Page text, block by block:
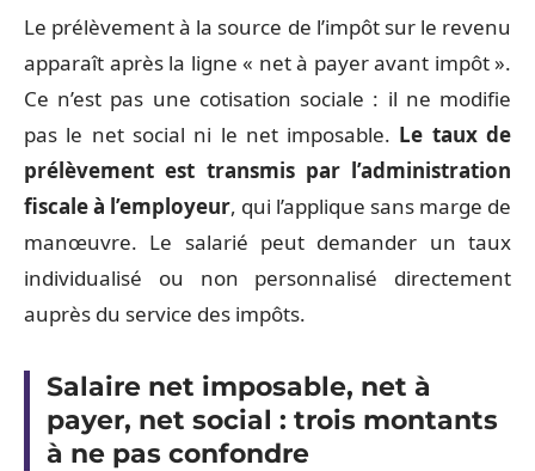
Le prélèvement à la source de l’impôt sur le revenu
apparaît après la ligne « net à payer avant impôt ».
Ce n’est pas une cotisation sociale : il ne modifie
pas le net social ni le net imposable. Le taux de
prélèvement est transmis par l’administration
fiscale à l’employeur, qui l’applique sans marge de
manœuvre. Le salarié peut demander un taux
individualisé ou non personnalisé directement
auprès du service des impôts.
Salaire net imposable, net à
payer, net social : trois montants
à ne pas confondre